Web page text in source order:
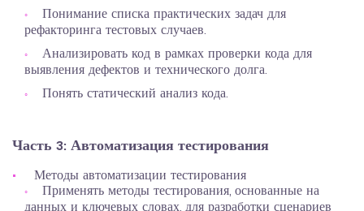
Понимание списка практических задач для
рефакторинга тестовых случаев.
Анализировать код в рамках проверки кода для
выявления дефектов и технического долга.
Понять статический анализ кода.
Часть 3: Автоматизация тестирования
Методы автоматизации тестирования
Применять методы тестирования, основанные на